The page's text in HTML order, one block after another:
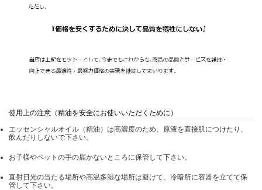
使用上の注意（精油を安全にお使いいただくために）
エッセンシャルオイル（精油）は高濃度のため、原液を直接肌につけたり、
飲んだりしないで下さい。
お子様やペットの手の届かないところに保管して下さい。
直射日光の当たる場所や高温多湿な場所は避けて、冷暗所に容器を立てて保
管して下さい。